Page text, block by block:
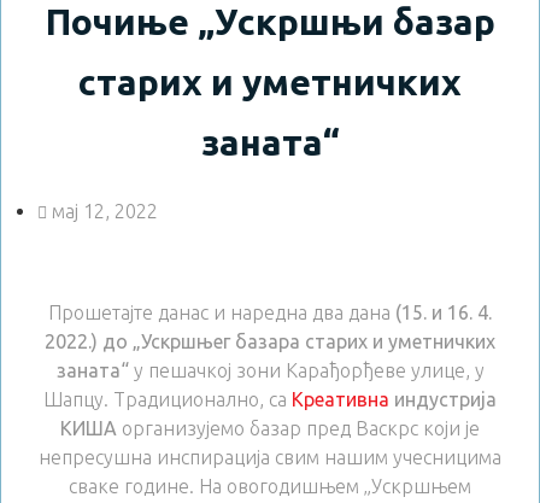
Почиње „Ускршњи базар
старих и уметничких
заната“
мај 12, 2022
Прошетајте данас и наредна два дана (15. и 16. 4.
2022.) до „Ускршњег базара старих и уметничких
заната“у пешачкој зони Карађорђеве улице, у
Шапцу. Традиционално, са Креативна индустрија
КИША организујемо базар пред Васкрс који је
непресушна инспирација свим нашим учесницима
сваке године. На овогодишњем „Ускршњем